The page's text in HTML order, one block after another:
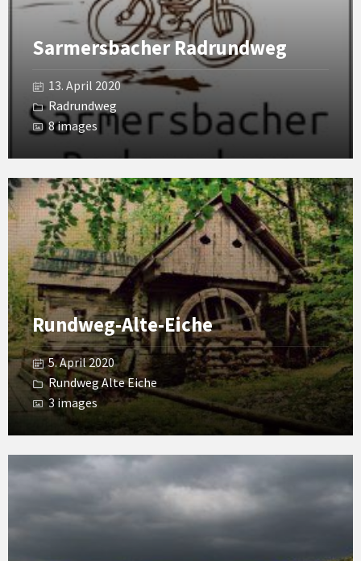
Sarmersbacher Radrundweg
13. April 2020
Radrundweg
8 images
Rundweg-Alte-Eiche
5. April 2020
Rundweg Alte Eiche
3 images
Open
Gallery
Gallery